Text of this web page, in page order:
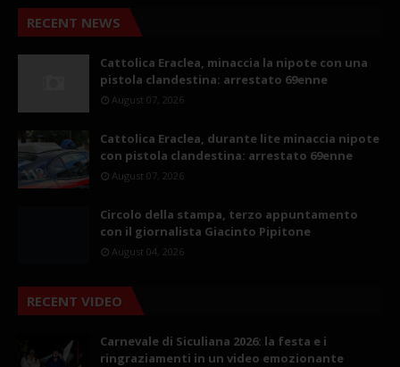
RECENT NEWS
Cattolica Eraclea, minaccia la nipote con una
pistola clandestina: arrestato 69enne
August 07, 2026
Cattolica Eraclea, durante lite minaccia nipote
con pistola clandestina: arrestato 69enne
August 07, 2026
Circolo della stampa, terzo appuntamento
con il giornalista Giacinto Pipitone
August 04, 2026
RECENT VIDEO
Carnevale di Siculiana 2026: la festa e i
ringraziamenti in un video emozionante